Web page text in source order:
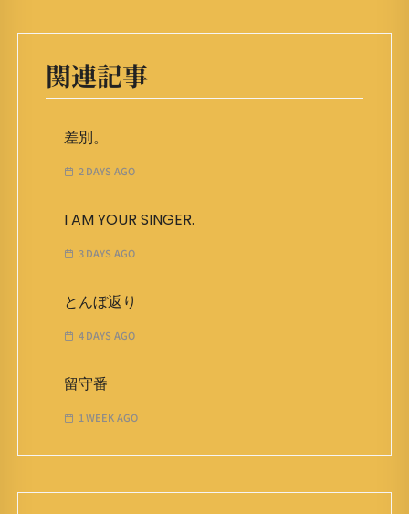
関連記事
差別。
2 DAYS AGO
I AM YOUR SINGER.
3 DAYS AGO
とんぼ返り
4 DAYS AGO
留守番
1 WEEK AGO